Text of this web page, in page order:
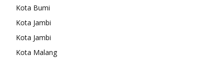
Kota Bumi
Kota Jambi
Kota Jambi
Kota Malang